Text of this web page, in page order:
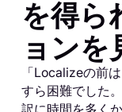
を得ら
ョンを
「Localizeの前
すら困難でした
訳に時間を多く